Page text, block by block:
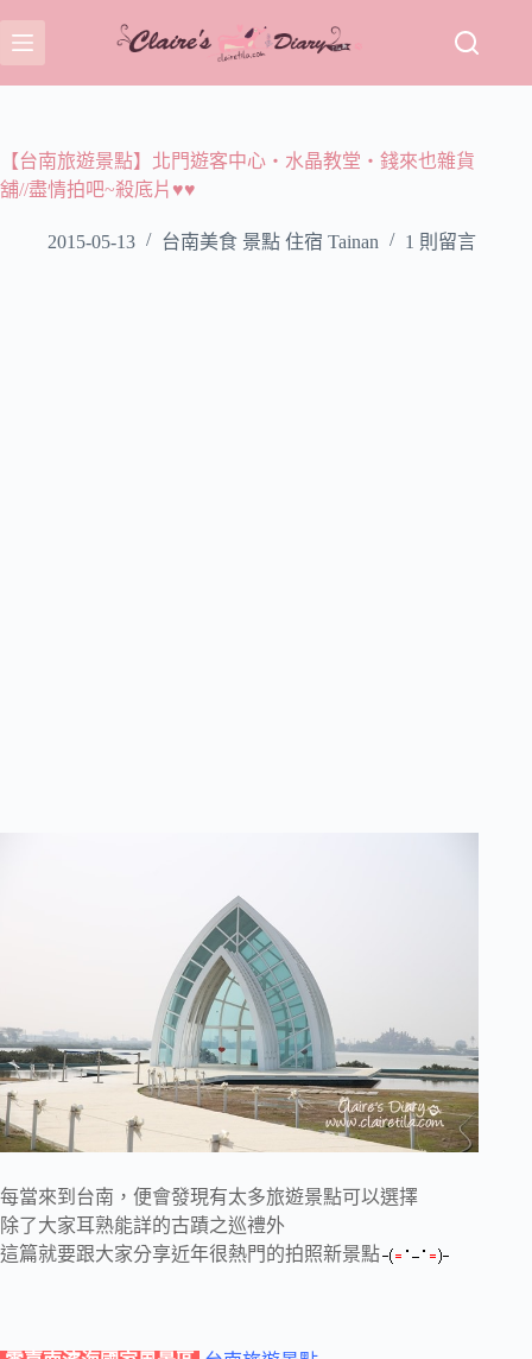
至
主
容【台南旅遊景點】北門遊客中心‧水晶教堂‧錢來也雜貨
舖//盡情拍吧~殺底片♥♥
2015-05-13 台南美食 景點 住宿 Tainan 1 則留言
每當來到台南，便會發現有太多旅遊景點可以選擇
除了大家耳熟能詳的古蹟之巡禮外
這篇就要跟大家分享近年很熱門的拍照新景點